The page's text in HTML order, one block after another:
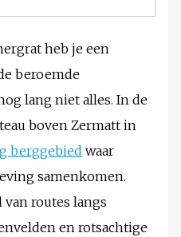
heb je een
beroemde
lang niet alles. In de
boven Zermatt in
berggebied waar
samenkomen.
routes langs
en rotsachtige